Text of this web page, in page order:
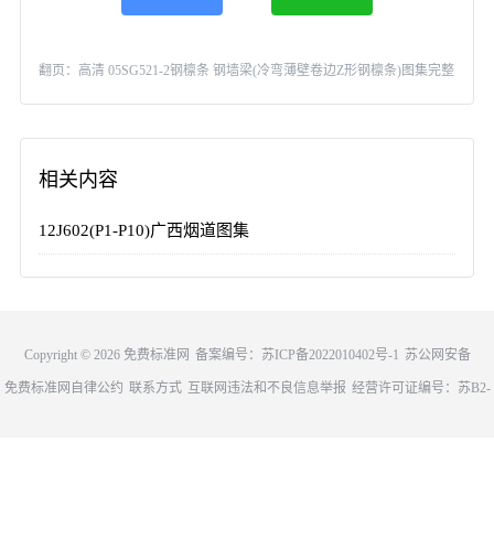
翻页：高清 05SG521-2钢檩条 钢墙梁(冷弯薄壁卷边Z形钢檩条)图集完整
相关内容
12J602(P1-P10)广西烟道图集
Copyright © 2026 免费标准网 备案编号： 苏ICP备2022010402号-1 苏公网安备
32011302321677
免费标准网自律公约 联系方式 互联网违法和不良信息举报 经营许可证编号：苏B2-